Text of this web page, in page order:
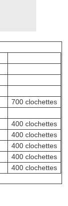
700 clochettes
400 clochettes
400 clochettes
400 clochettes
400 clochettes
400 clochettes